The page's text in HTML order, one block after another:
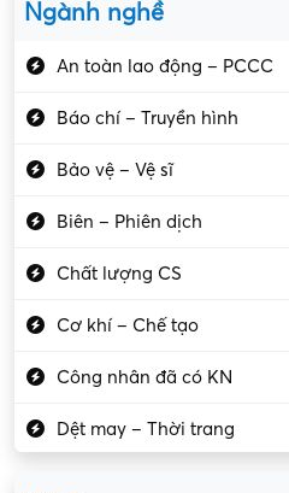
Ngành nghề
An toàn lao động – PCCC
Báo chí – Truyền hình
Bảo vệ – Vệ sĩ
Biên – Phiên dịch
Chất lượng CS
Cơ khí – Chế tạo
Công nhân đã có KN
Dệt may – Thời trang